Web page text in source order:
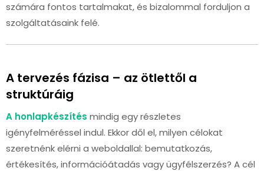
számára fontos tartalmakat, és bizalommal forduljon a
szolgáltatásaink felé.
A tervezés fázisa – az ötlettől a
struktúráig
A honlapkészítés mindig egy részletes
igényfelméréssel indul. Ekkor dől el, milyen célokat
szeretnénk elérni a weboldallal: bemutatkozás,
értékesítés, információátadás vagy ügyfélszerzés? A cél